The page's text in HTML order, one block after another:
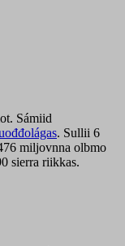
Sámiid
. Sullii 6
miljovnna olbmo
sierra riikkas.